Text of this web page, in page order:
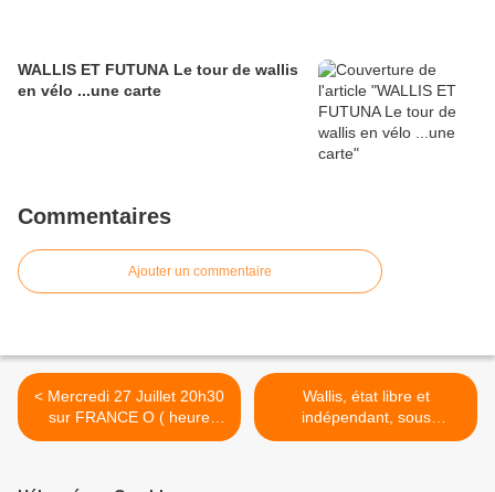
WALLIS ET FUTUNA Le tour de wallis
en vélo ...une carte
Commentaires
Ajouter un commentaire
< Mercredi 27 Juillet 20h30
sur FRANCE O ( heure
métropole)
Wallis, état libre et
indépendant, sous
protection de la France. >